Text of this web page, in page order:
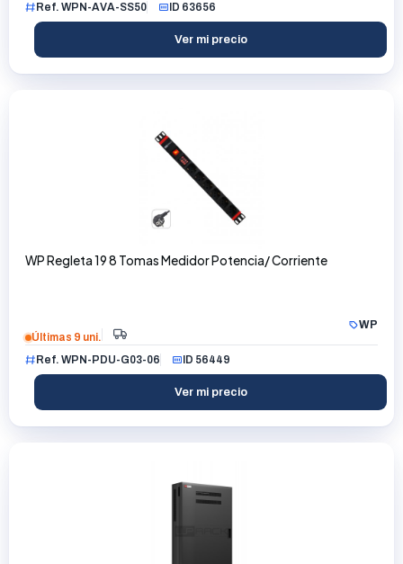
Ref. WPN-AVA-SS50
ID 63656
Ver mi precio
WP Regleta 19 8 Tomas Medidor Potencia/ Corriente
WP
Últimas 9 uni.
Ref. WPN-PDU-G03-06
ID 56449
Ver mi precio